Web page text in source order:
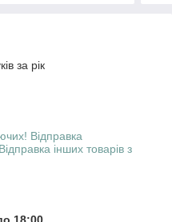
за рік
Відправка
інших товарів з